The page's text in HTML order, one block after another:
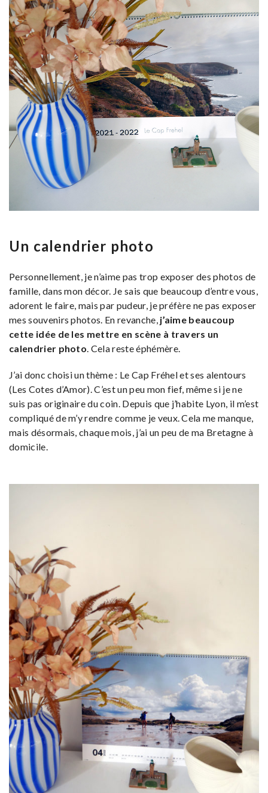
Un calendrier photo
Personnellement, je n’aime pas trop exposer des photos de
famille, dans mon décor. Je sais que beaucoup d’entre vous,
adorent le faire, mais par pudeur, je préfère ne pas exposer
mes souvenirs photos. En revanche, j’aime beaucoup
cette idée de les mettre en scène à travers un
calendrier photo. Cela reste éphémère.
J’ai donc choisi un thème : Le Cap Fréhel et ses alentours
(Les Cotes d’Amor). C’est un peu mon fief, même si je ne
suis pas originaire du coin. Depuis que j’habite Lyon, il m’est
compliqué de m’y rendre comme je veux. Cela me manque,
mais désormais, chaque mois, j’ai un peu de ma Bretagne à
domicile.